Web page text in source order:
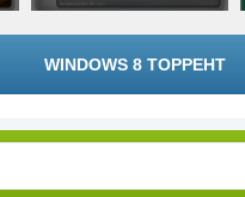
WINDOWS 8 ТОРРЕНТ